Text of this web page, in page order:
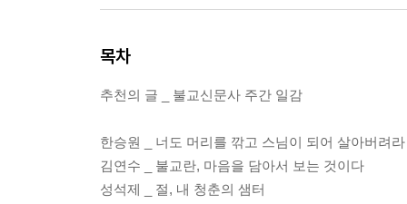
목차
추천의 글 _ 불교신문사 주간 일감
한승원 _ 너도 머리를 깎고 스님이 되어 살아버려라
김연수 _ 불교란, 마음을 담아서 보는 것이다
성석제 _ 절, 내 청춘의 샘터